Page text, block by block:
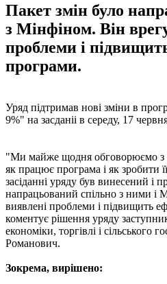
Пакет змін було
з Мінфіном. Він
проблеми і
програми.
Уряд підтримав нові зміни в
9%" на засданіі в середу, 17
"Ми майже щодня обговорюємо з
як працює програма і як зробити
засіданні уряду був винесений і
напрацьований спільно з ними і
виявлені проблеми і підвищить
коментує рішення уряду
економіки, торгівлі і сільського
Романович.
Зокрема, вирішено: